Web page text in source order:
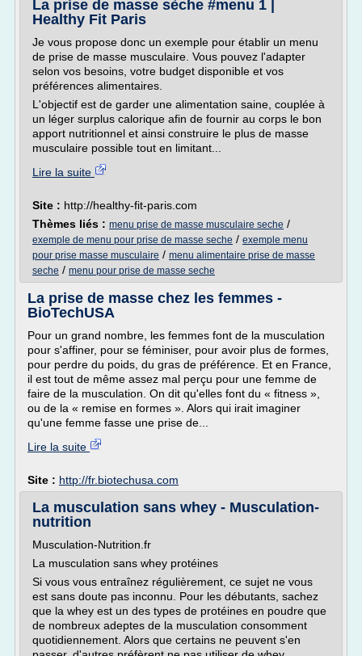
La prise de masse sèche #menu 1 |
Healthy Fit Paris
Je vous propose donc un exemple pour établir un menu
de prise de masse musculaire. Vous pouvez l'adapter
selon vos besoins, votre budget disponible et vos
préférences alimentaires.
L'objectif est de garder une alimentation saine, couplée à
un léger surplus calorique afin de fournir au corps le bon
apport nutritionnel et ainsi construire le plus de masse
musculaire possible tout en limitant...
Lire la suite
Site : http://healthy-fit-paris.com
Thèmes liés : menu prise de masse musculaire seche /
exemple de menu pour prise de masse seche / exemple menu
pour prise masse musculaire / menu alimentaire prise de masse
seche / menu pour prise de masse seche
La prise de masse chez les femmes -
BioTechUSA
Pour un grand nombre, les femmes font de la musculation
pour s'affiner, pour se féminiser, pour avoir plus de formes,
pour perdre du poids, du gras de préférence. Et en France,
il est tout de même assez mal perçu pour une femme de
faire de la musculation. On dit qu'elles font du « fitness »,
ou de la « remise en formes ». Alors qui irait imaginer
qu'une femme fasse une prise de...
Lire la suite
Site : http://fr.biotechusa.com
La musculation sans whey - Musculation-
nutrition
Musculation-Nutrition.fr
La musculation sans whey protéines
Si vous vous entraînez régulièrement, ce sujet ne vous
est sans doute pas inconnu. Pour les débutants, sachez
que la whey est un des types de protéines en poudre que
de nombreux adeptes de la musculation consomment
quotidiennement. Alors que certains ne peuvent s'en